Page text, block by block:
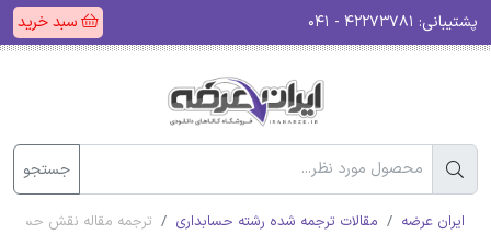
پشتیبانی: سبد خرید
جستجو
ایران عرضه مقالات ترجمه شده رشته حسابداری ترجمه مقاله نقش